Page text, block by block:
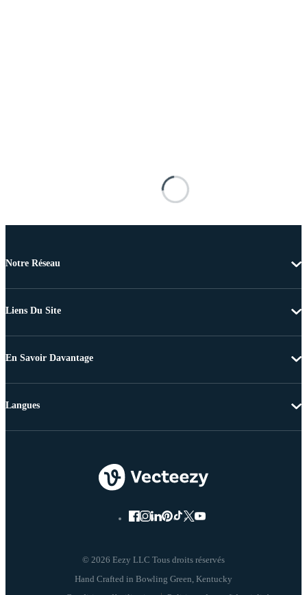
Notre Réseau
Liens Du Site
En Savoir Davantage
© 2026 Eezy LLC Tous droits réservés
Langues